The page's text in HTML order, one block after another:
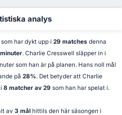
analys
har dykt upp i 29 matches denna
. Charlie Cresswell släpper in i
som han är på planen. Hans noll mål
på 28%. Det betyder att Charlie
8 matcher av 29 som han har spelat i.
av 3 mål hittils den här säsongen i